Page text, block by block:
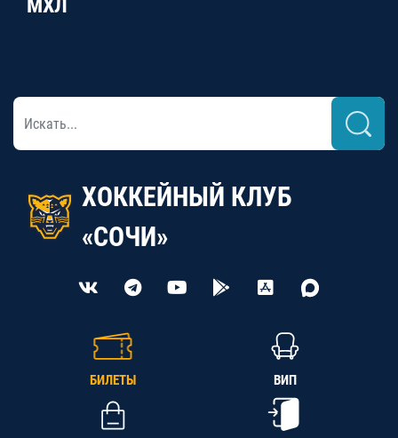
МХЛ
ХОККЕЙНЫЙ КЛУБ
«СОЧИ»
БИЛЕТЫ ВИП